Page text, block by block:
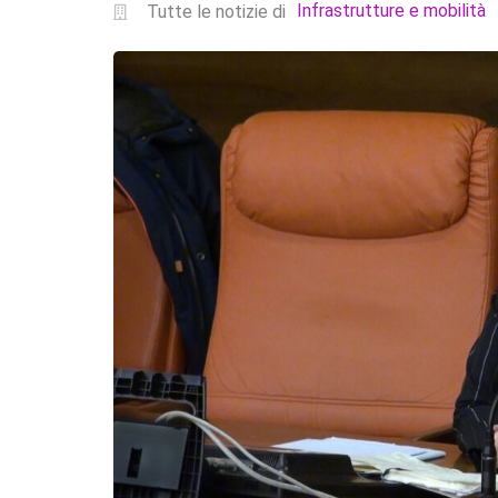
Tutte le notizie di Infrastrutture e mobilità